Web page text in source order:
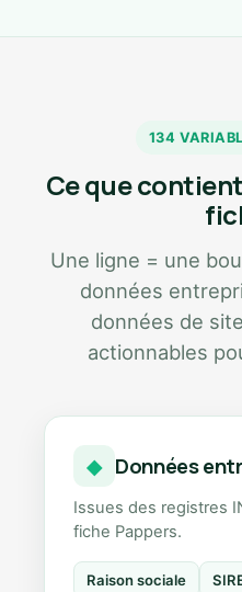
134
Ce que
Une ligne = une
données
données de
actionnables
◆ Données
Issues des registres
fiche Pappers.
Raison sociale